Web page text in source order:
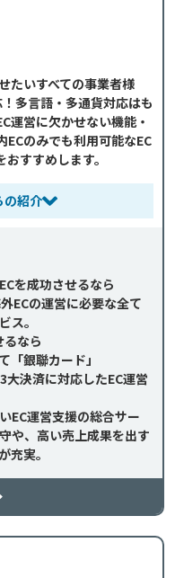
たいすべての事業者様
多言語・多通貨対応はも
運営に欠かせない機能・
のみでも利用可能なEC
すすめします。
の紹介
を成功させるなら
ECの運営に必要な全て
ス。
るなら
「銀聯カード」
決済に対応したEC運営
EC運営支援の総合サー
や、高い売上成果を出す
充実。